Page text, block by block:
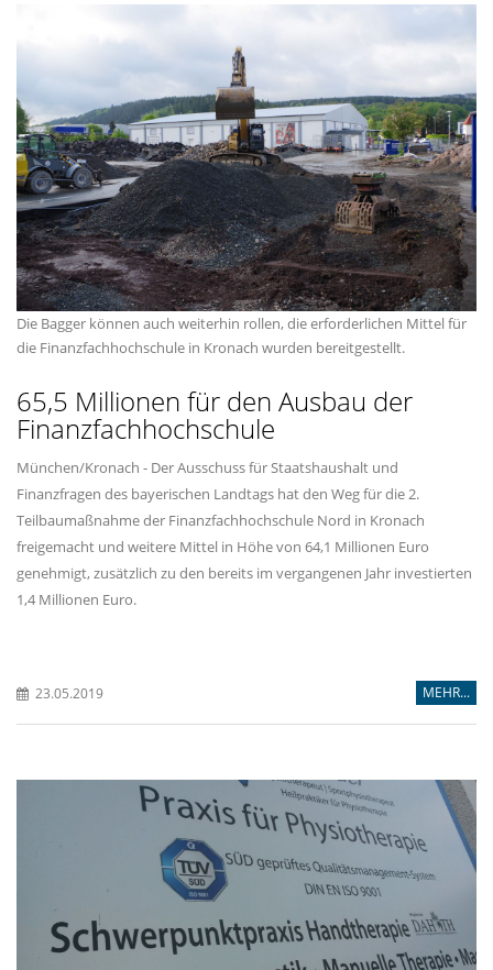
Die Bagger können auch weiterhin rollen, die erforderlichen Mittel für
die Finanzfachhochschule in Kronach wurden bereitgestellt.
65,5 Millionen für den Ausbau der
Finanzfachhochschule
München/Kronach - Der Ausschuss für Staatshaushalt und
Finanzfragen des bayerischen Landtags hat den Weg für die 2.
Teilbaumaßnahme der Finanzfachhochschule Nord in Kronach
freigemacht und weitere Mittel in Höhe von 64,1 Millionen Euro
genehmigt, zusätzlich zu den bereits im vergangenen Jahr investierten
1,4 Millionen Euro.
23.05.2019 MEHR...